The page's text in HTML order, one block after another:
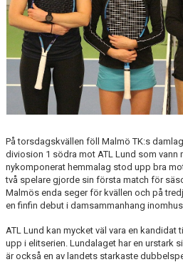
NYHETSARKIV
På torsdagskvällen föll Malmö TK:s
diviosion 1 södra mot ATL Lund som vann
nykomponerat hemmalag stod upp bra
två spelare gjorde sin första match för
Malmös enda seger för kvällen och på
en finfin debut i damsammanhang inomhus.
ATL Lund kan mycket väl vara en kandidat
upp i elitserien. Lundalaget har en urstark
är också en av landets starkaste